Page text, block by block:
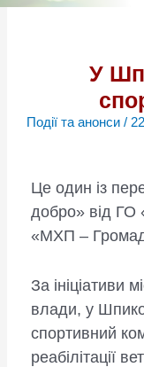
У
Події та анонси/
Це один із
добро» від ГО
«МХП –
За ініціативи
влади, у
спортивний
реабілітації